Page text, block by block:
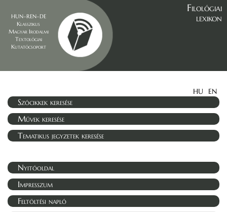
HUN–REN–DE
Klasszikus
Magyar Irodalmi
Textológiai
Kutatócsoport
Filológiai
lexikon
HU EN
Szócikkek keresése
Művek keresése
Tematikus jegyzetek keresése
Nyitóoldal
Impresszum
Feltöltési napló